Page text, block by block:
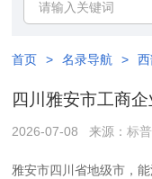
首页 > 名录导航 >
四川雅安市工商
2026-07-08 来源：标
雅安市四川省地级市，